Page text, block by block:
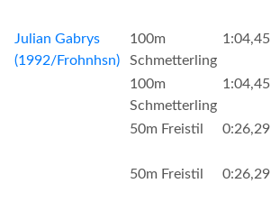
Julian Gabrys
(1992/Frohnhsn)
100m
Schmetterling
1:04,45
100m
Schmetterling
1:04,45
50m Freistil
0:26,29
50m Freistil
0:26,29